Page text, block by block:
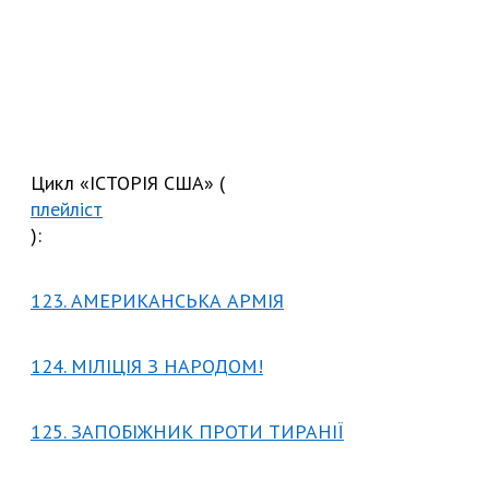
Цикл «ІСТОРІЯ США» (
плейліст
):
123. АМЕРИКАНСЬКА АРМІЯ
124. МІЛІЦІЯ З НАРОДОМ!
125. ЗАПОБІЖНИК ПРОТИ ТИРАНІЇ